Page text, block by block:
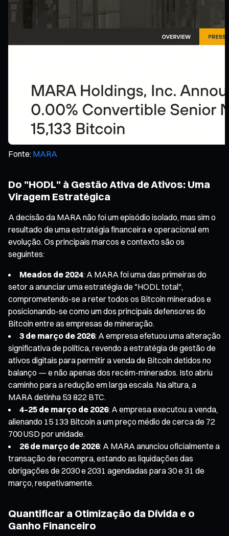
Fonte: MARA
Do "HODL" à Gestão Ativa de Ativos: Uma
Viragem Estratégica
A decisão da MARA não foi um episódio isolado, mas sim o
resultado de uma estratégia financeira e operacional em
evolução. Os principais marcos e contexto são os
seguintes:
Meados de 2024: A MARA foi uma das primeiras do
setor a anunciar uma estratégia de "HODL total",
comprometendo-se a reter todos os Bitcoin minerados e
posicionando-se como um dos principais defensores do
Bitcoin entre as empresas de mineração.
3 de março de 2026: A empresa efetuou uma alteração
significativa de política, revendo a estratégia de gestão de
ativos digitais para permitir a venda de Bitcoin detidos no
balanço — e não apenas dos recém-minerados. Isto abriu
caminho para a redução em larga escala. Na altura, a
MARA detinha 53 822 BTC.
4–25 de março de 2026: A empresa executou a venda,
alienando 15 133 Bitcoin a um preço médio de cerca de 72
700 USD por unidade.
26 de março de 2026: A MARA anunciou oficialmente a
transação de recompra, estando as liquidações das
obrigações de 2030 e 2031 agendadas para 30 e 31 de
março, respetivamente.
Quantificar a Otimização da Dívida e o
Ganho Financeiro